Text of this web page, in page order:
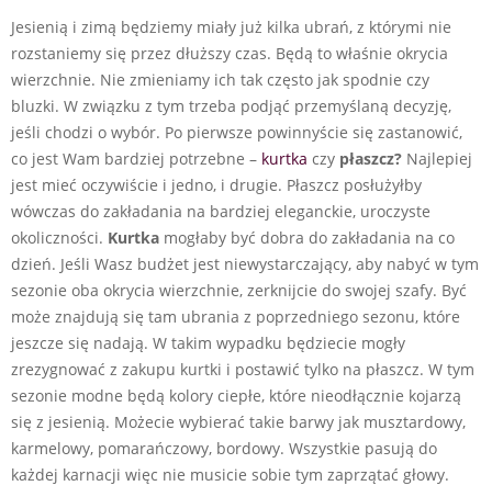
Jesienią i zimą będziemy miały już kilka ubrań, z którymi nie
rozstaniemy się przez dłuższy czas. Będą to właśnie okrycia
wierzchnie. Nie zmieniamy ich tak często jak spodnie czy
bluzki. W związku z tym trzeba podjąć przemyślaną decyzję,
jeśli chodzi o wybór. Po pierwsze powinnyście się zastanowić,
co jest Wam bardziej potrzebne – kurtka czy płaszcz? Najlepiej
jest mieć oczywiście i jedno, i drugie. Płaszcz posłużyłby
wówczas do zakładania na bardziej eleganckie, uroczyste
okoliczności. Kurtka mogłaby być dobra do zakładania na co
dzień. Jeśli Wasz budżet jest niewystarczający, aby nabyć w tym
sezonie oba okrycia wierzchnie, zerknijcie do swojej szafy. Być
może znajdują się tam ubrania z poprzedniego sezonu, które
jeszcze się nadają. W takim wypadku będziecie mogły
zrezygnować z zakupu kurtki i postawić tylko na płaszcz. W tym
sezonie modne będą kolory ciepłe, które nieodłącznie kojarzą
się z jesienią. Możecie wybierać takie barwy jak musztardowy,
karmelowy, pomarańczowy, bordowy. Wszystkie pasują do
każdej karnacji więc nie musicie sobie tym zaprzątać głowy.